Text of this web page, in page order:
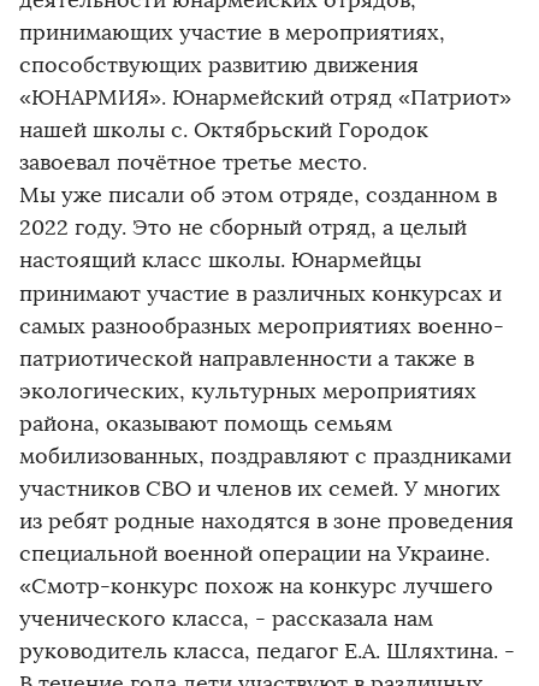
принимающих участие в мероприятиях,
способствующих развитию движения
«ЮНАРМИЯ». Юнармейский отряд «Патриот»
нашей школы с. Октябрьский Городок
завоевал почётное третье место.
Мы уже писали об этом отряде, созданном в
2022 году. Это не сборный отряд, а целый
настоящий класс школы. Юнармейцы
принимают участие в различных конкурсах и
самых разнообразных мероприятиях военно-
патриотической направленности а также в
экологических, культурных мероприятиях
района, оказывают помощь семьям
мобилизованных, поздравляют с праздниками
участников СВО и членов их семей. У многих
из ребят родные находятся в зоне проведения
специальной военной операции на Украине.
«Смотр-конкурс похож на конкурс лучшего
ученического класса, - рассказала нам
руководитель класса, педагог Е.А. Шляхтина. -